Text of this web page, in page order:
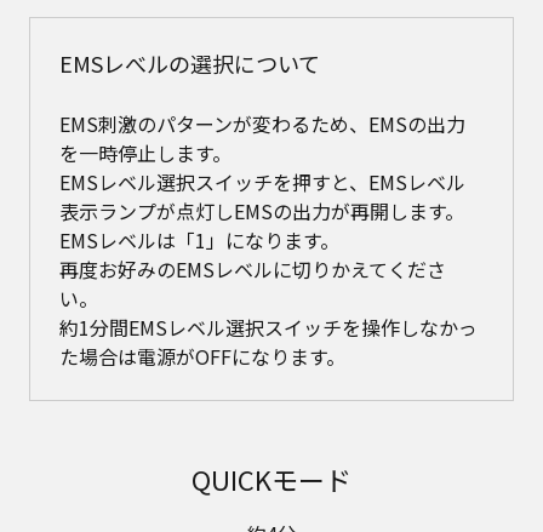
EMSレべルの選択について
EMS刺激のパターンが変わるため、EMSの出力
を一時停止します。
EMSレベル選択スイッチを押すと、EMSレベル
表示ランプが点灯しEMSの出力が再開します。
EMSレベルは「1」になります。
再度お好みのEMSレベルに切りかえてくださ
い。
約1分間EMSレベル選択スイッチを操作しなかっ
た場合は電源がOFFになります。
QUICKモード